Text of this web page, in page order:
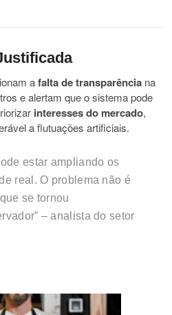
afalta de transparência na
e alertam que o sistema pode
interesses do mercado,
a flutuações artificiais.
estar ampliando os
real. O problema não é
se tornou
– analista do setor